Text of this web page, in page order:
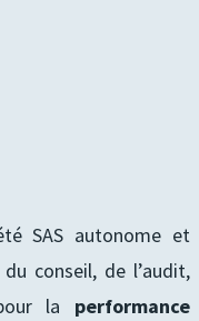
SAS autonome et
conseil, de l’audit,
la performance